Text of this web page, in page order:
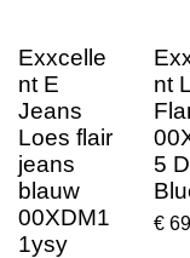
Exxcelle
nt E
Jeans
Loes flair
jeans
blauw
00XDM1
1ysy
nt
5
€